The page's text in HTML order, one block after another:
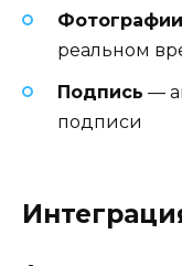
реальном
Подпись —
подписи